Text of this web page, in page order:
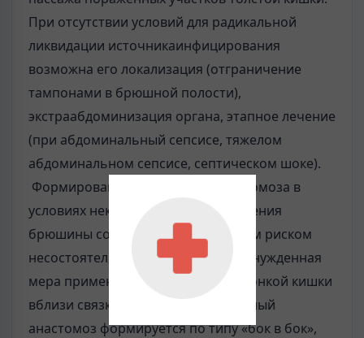
При отсутствии условий для радикальной
ликвидации источникаинфицирования
возможна его локализация (отграничение
тампонами в брюшной полости),
экстраабдоминизация органа, этапное лечение
(при абдоминальный сепсисе, тяжелом
абдоминальном сепсисе, септическом шоке).
Формирование первичного анастомоза в
условиях некупированного воспаления
брюшины сопровождается высоким риском
несостоятельности. Однако как вынужденная
мера применяется при резекции тонкой кишки
вблизи связки Трейтца, межкишечный
анастомоз формируется по типу «бок в бок»,